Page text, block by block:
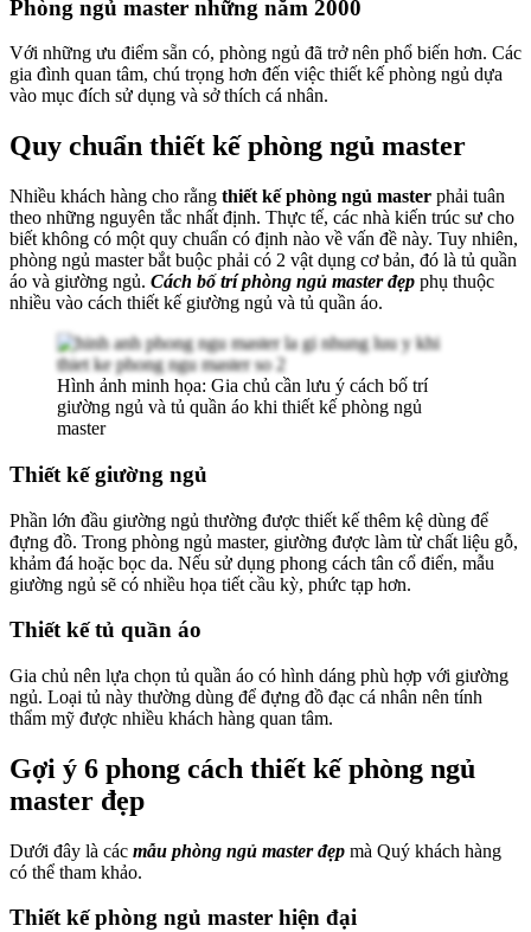
Phòng ngủ master những năm 2000
Với những ưu điểm sẵn có, phòng ngủ đã trở nên phổ biến hơn. Các
gia đình quan tâm, chú trọng hơn đến việc thiết kế phòng ngủ dựa
vào mục đích sử dụng và sở thích cá nhân.
Quy chuẩn thiết kế phòng ngủ master
Nhiều khách hàng cho rằng thiết kế phòng ngủ master phải tuân
theo những nguyên tắc nhất định. Thực tế, các nhà kiến trúc sư cho
biết không có một quy chuẩn có định nào về vấn đề này. Tuy nhiên,
phòng ngủ master bắt buộc phải có 2 vật dụng cơ bản, đó là tủ quần
áo và giường ngủ. Cách bố trí phòng ngủ master đẹp phụ thuộc
nhiều vào cách thiết kế giường ngủ và tủ quần áo.
Hình ảnh minh họa: Gia chủ cần lưu ý cách bố trí
giường ngủ và tủ quần áo khi thiết kế phòng ngủ
master
Thiết kế giường ngủ
Phần lớn đầu giường ngủ thường được thiết kế thêm kệ dùng để
đựng đồ. Trong phòng ngủ master, giường được làm từ chất liệu gỗ,
khảm đá hoặc bọc da. Nếu sử dụng phong cách tân cổ điển, mẫu
giường ngủ sẽ có nhiều họa tiết cầu kỳ, phức tạp hơn.
Thiết kế tủ quần áo
Gia chủ nên lựa chọn tủ quần áo có hình dáng phù hợp với giường
ngủ. Loại tủ này thường dùng để đựng đồ đạc cá nhân nên tính
thẩm mỹ được nhiều khách hàng quan tâm.
Gợi ý 6 phong cách thiết kế phòng ngủ
master đẹp
Dưới đây là các mẫu phòng ngủ master đẹp mà Quý khách hàng
có thể tham khảo.
Thiết kế phòng ngủ master hiện đại